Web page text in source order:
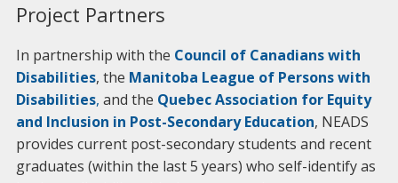
Project Partners
In partnership with the Council of Canadians with
Disabilities, the Manitoba League of Persons with
Disabilities, and the Quebec Association for Equity
and Inclusion in Post-Secondary Education, NEADS
provides current post-secondary students and recent
graduates (within the last 5 years) who self-identify as